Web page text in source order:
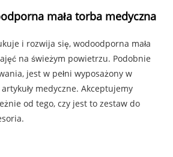
mała torba medyczna
i rozwija się, wodoodporna mała
na świeżym powietrzu. Podobnie
jest w pełni wyposażony w
medyczne. Akceptujemy
od tego, czy jest to zestaw do